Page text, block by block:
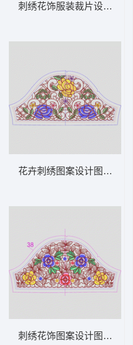
下摆 中东阿拉
边下摆 中东阿
下摆 中东阿拉
刺绣花饰服装裁片设计图
花卉刺绣图案设计图 领 衣
刺绣花饰图案设计图 领 衣